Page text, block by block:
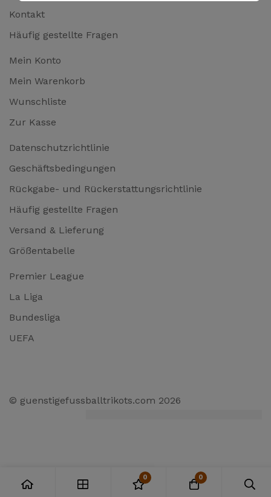
Kontakt
Häufig gestellte Fragen
Mein Konto
Mein Warenkorb
Wunschliste
Zur Kasse
Datenschutzrichtlinie
Geschäftsbedingungen
Rückgabe- und Rückerstattungsrichtlinie
Häufig gestellte Fragen
Versand & Lieferung
Größentabelle
Premier League
La Liga
Bundesliga
UEFA
© guenstigefussballtrikots.com 2026
0 0